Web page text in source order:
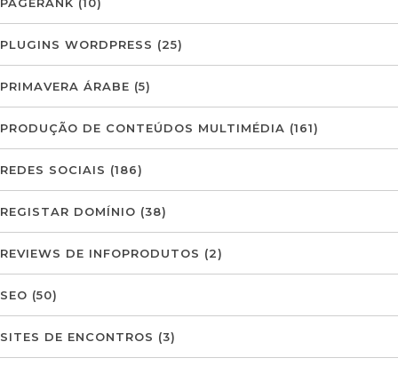
PLUGINS WORDPRESS (25)
PRIMAVERA ÁRABE (5)
PRODUÇÃO DE CONTEÚDOS MULTIMÉDIA (161)
REDES SOCIAIS (186)
REGISTAR DOMÍNIO (38)
REVIEWS DE INFOPRODUTOS (2)
SEO (50)
SITES DE ENCONTROS (3)